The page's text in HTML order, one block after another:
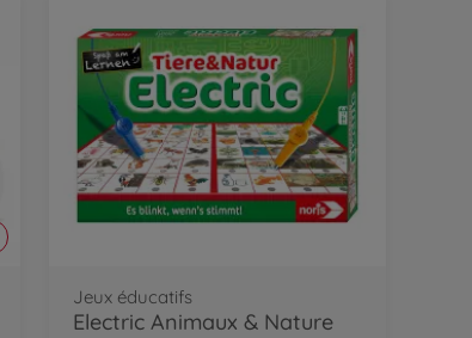
Jeux éducatifs
Electric Animaux & Nature